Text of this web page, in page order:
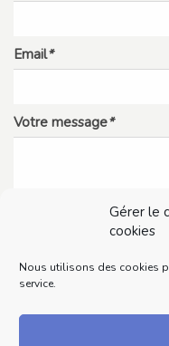
Gérer le
cookies
Nous utilisons des cookies
service.
Email*
Votre message*